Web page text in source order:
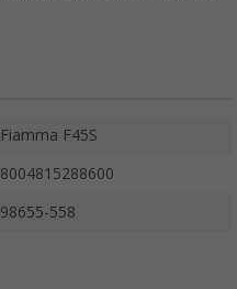
Fiamma F45S
8004815288600
98655-558